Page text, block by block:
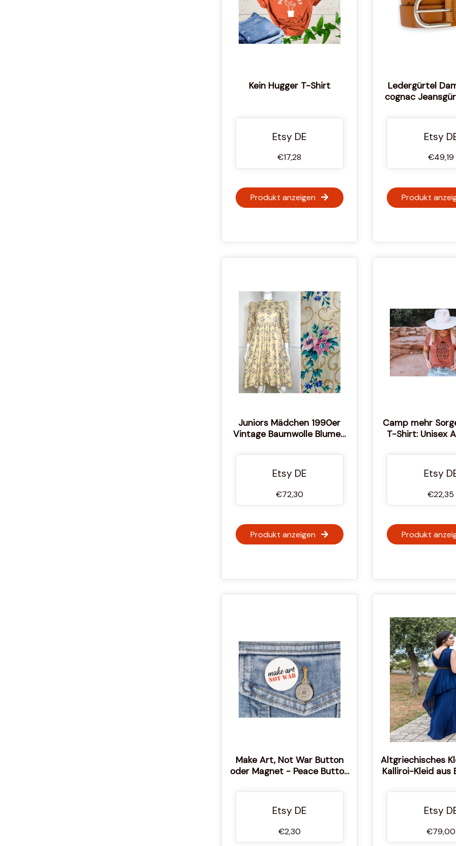
Kein Hugger T-Shirt
Etsy DE
€17,28
Produkt anzeigen
Ledergürtel
cognac
hochwertiger
Etsy
€49,19
Produkt
Juniors Mädchen 1990er
Vintage Baumwolle Blumen
Etsy DE
€72,30
Produkt anzeigen
Camp mehr
T-Shirt: Unisex
Etsy
€22,35
Produkt
Make Art, Not War Button
oder Magnet - Peace Button
Etsy DE
€2,30
Altgriechisches
Kalliroi-Kleid aus
Etsy
€79,00